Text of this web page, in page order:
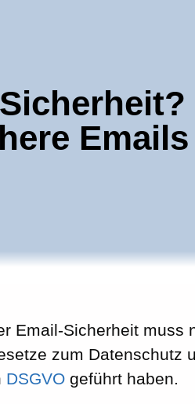
Emails
Email-Sicherheit muss
zum Datenschutz
DSGVOgeführt haben.